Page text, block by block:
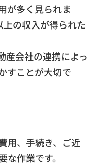
が多く見られま
の収入が得られた
産会社の連携によっ
すことが大切で
用、手続き、ご近
な作業です。